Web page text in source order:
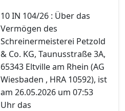
10 IN 104/26 : Über das
Vermögen des
Schreinermeisterei Petzold
& Co. KG, Taunusstraße 3A,
65343 Eltville am Rhein (AG
Wiesbaden , HRA 10592), ist
am 26.05.2026 um 07:53
Uhr das